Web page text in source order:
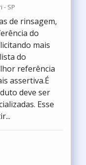
- SP
de rinsagem,
do
mais
do
referência
assertiva.É
deve ser
Esse